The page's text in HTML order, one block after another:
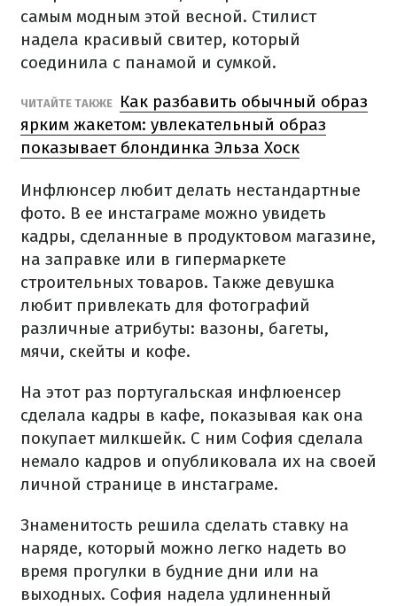
самым модным этой весной. Стилист
надела красивый свитер, который
соединила с панамой и сумкой.
ЧИТАЙТЕ ТАКЖЕ
Как разбавить обычный образ
ярким жакетом: увлекательный образ
показывает блондинка Эльза Хоск
Инфлюнсер любит делать нестандартные
фото. В ее инстаграме можно увидеть
кадры, сделанные в продуктовом магазине,
на заправке или в гипермаркете
строительных товаров. Также девушка
любит привлекать для фотографий
различные атрибуты: вазоны, багеты,
мячи, скейты и кофе.
На этот раз португальская инфлюенсер
сделала кадры в кафе, показывая как она
покупает милкшейк. С ним София сделала
немало кадров и опубликовала их на своей
личной странице в инстаграме.
Знаменитость решила сделать ставку на
наряде, который можно легко надеть во
время прогулки в будние дни или на
выходных. София надела удлиненный